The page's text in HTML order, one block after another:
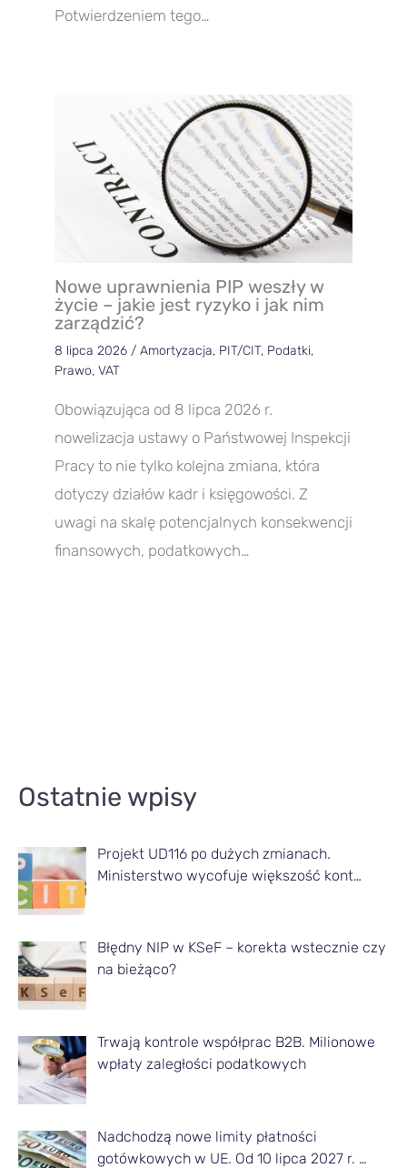
Potwierdzeniem tego…
Nowe uprawnienia PIP weszły w
życie – jakie jest ryzyko i jak nim
zarządzić?
8 lipca 2026 / Amortyzacja, PIT/CIT, Podatki,
Prawo, VAT
Obowiązująca od 8 lipca 2026 r.
nowelizacja ustawy o Państwowej Inspekcji
Pracy to nie tylko kolejna zmiana, która
dotyczy działów kadr i księgowości. Z
uwagi na skalę potencjalnych konsekwencji
finansowych, podatkowych…
Ostatnie wpisy
Projekt UD116 po dużych zmianach.
Ministerstwo wycofuje większość kont…
Błędny NIP w KSeF – korekta wstecznie czy
na bieżąco?
Trwają kontrole współprac B2B. Milionowe
wpłaty zaległości podatkowych
Nadchodzą nowe limity płatności
gotówkowych w UE. Od 10 lipca 2027 r. …
r
y
k
u
ł
y
z
d
a
n
g